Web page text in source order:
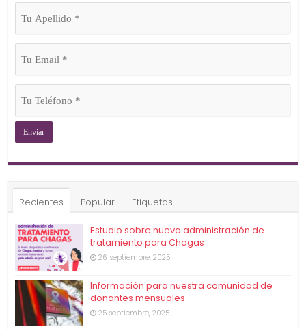
Tu
Apellido
Tu
Email
Tu
Teléfono
Recientes Popular Etiquetas
Estudio sobre nueva administración de
tratamiento para Chagas
26 septiembre, 2025
Información para nuestra comunidad de
donantes mensuales
25 septiembre, 2025